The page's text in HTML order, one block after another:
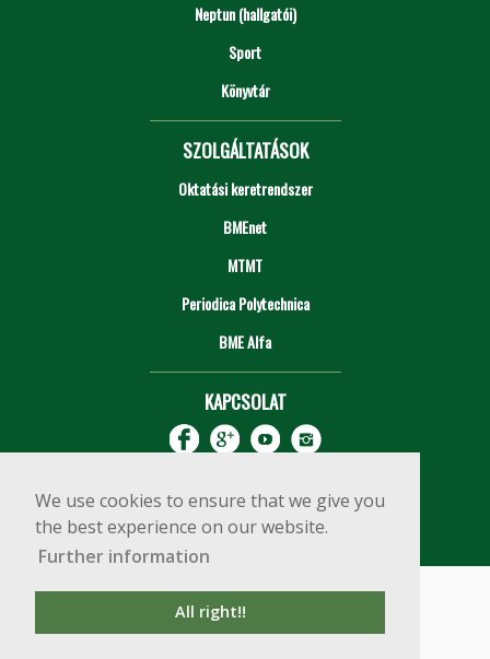
We use cookies to ensure that we give you
the best experience on our website.
Further information
All right!!
Neptun (hallgatói)
Sport
Könyvtár
SZOLGÁLTATÁSOK
Oktatási keretrendszer
BMEnet
MTMT
Periodica Polytechnica
BME Alfa
KAPCSOLAT
Copyright © 2020 BME Építőmérnöki Kar
1111 Budapest, Műegyetem rkp. 3.